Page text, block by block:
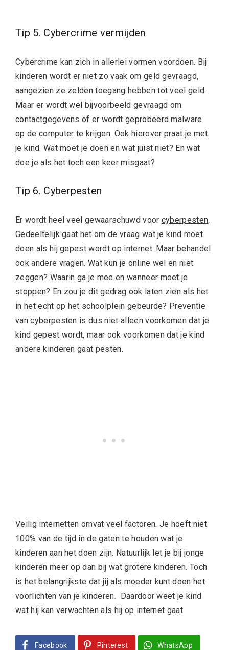
Tip 5. Cybercrime vermijden
Cybercrime kan zich in allerlei vormen voordoen. Bij
kinderen wordt er niet zo vaak om geld gevraagd,
aangezien ze zelden toegang hebben tot veel geld.
Maar er wordt wel bijvoorbeeld gevraagd om
contactgegevens of er wordt geprobeerd malware
op de computer te krijgen. Ook hierover praat je met
je kind. Wat moet je doen en wat juist niet? En wat
doe je als het toch een keer misgaat?
Tip 6. Cyberpesten
Er wordt heel veel gewaarschuwd voor cyberpesten.
Gedeeltelijk gaat het om de vraag wat je kind moet
doen als hij gepest wordt op internet. Maar behandel
ook andere vragen. Wat kun je online wel en niet
zeggen? Waarin ga je mee en wanneer moet je
stoppen? En zou je dit gedrag ook laten zien als het
in het echt op het schoolplein gebeurde? Preventie
van cyberpesten is dus niet alleen voorkomen dat je
kind gepest wordt, maar ook voorkomen dat je kind
andere kinderen gaat pesten.
Veilig internetten omvat veel factoren. Je hoeft niet
100% van de tijd in de gaten te houden wat je
kinderen aan het doen zijn. Natuurlijk let je bij jonge
kinderen meer op dan bij wat grotere kinderen. Toch
is het belangrijkste dat jij als moeder kunt doen het
voorlichten van je kinderen. Daardoor weet je kind
wat hij kan verwachten als hij op internet gaat.
Facebook Pinterest WhatsApp